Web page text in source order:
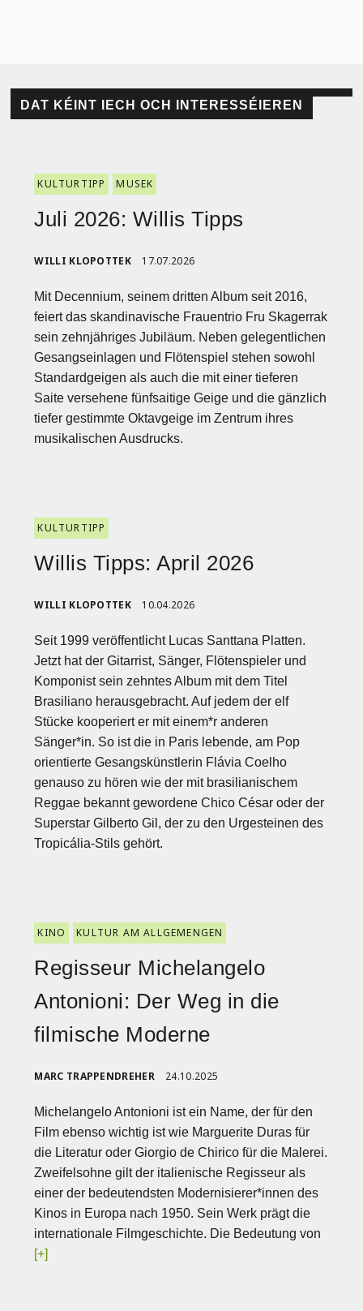
DAT KÉINT IECH OCH INTERESSÉIEREN
KULTURTIPP MUSEK
Juli 2026: Willis Tipps
WILLI KLOPOTTEK 17.07.2026
Mit Decennium, seinem dritten Album seit 2016,
feiert das skandinavische Frauentrio Fru Skagerrak
sein zehnjähriges Jubiläum. Neben gelegentlichen
Gesangseinlagen und Flötenspiel stehen sowohl
Standardgeigen als auch die mit einer tieferen
Saite versehene fünfsaitige Geige und die gänzlich
tiefer gestimmte Oktavgeige im Zentrum ihres
musikalischen Ausdrucks.
KULTURTIPP
Willis Tipps: April 2026
WILLI KLOPOTTEK 10.04.2026
Seit 1999 veröffentlicht Lucas Santtana Platten.
Jetzt hat der Gitarrist, Sänger, Flötenspieler und
Komponist sein zehntes Album mit dem Titel
Brasiliano herausgebracht. Auf jedem der elf
Stücke kooperiert er mit einem*r anderen
Sänger*in. So ist die in Paris lebende, am Pop
orientierte Gesangskünstlerin Flávia Coelho
genauso zu hören wie der mit brasilianischem
Reggae bekannt gewordene Chico César oder der
Superstar Gilberto Gil, der zu den Urgesteinen des
Tropicália-Stils gehört.
KINO KULTUR AM ALLGEMENGEN
Regisseur Michelangelo
Antonioni: Der Weg in die
filmische Moderne
MARC TRAPPENDREHER 24.10.2025
Michelangelo Antonioni ist ein Name, der für den
Film ebenso wichtig ist wie Marguerite Duras für
die Literatur oder Giorgio de Chirico für die Malerei.
Zweifelsohne gilt der italienische Regisseur als
einer der bedeutendsten Modernisierer*innen des
Kinos in Europa nach 1950. Sein Werk prägt die
internationale Filmgeschichte. Die Bedeutung von
[+]